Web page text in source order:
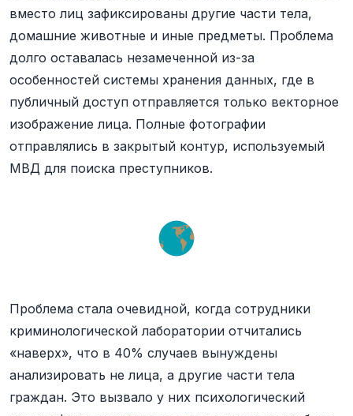
вместо лиц зафиксированы другие части тела,
домашние животные и иные предметы. Проблема
долго оставалась незамеченной из-за
особенностей системы хранения данных, где в
публичный доступ отправляется только векторное
изображение лица. Полные фотографии
отправлялись в закрытый контур, используемый
МВД для поиска преступников.
Проблема стала очевидной, когда сотрудники
криминологической лаборатории отчитались
«наверх», что в 40% случаев вынуждены
анализировать не лица, а другие части тела
граждан. Это вызвало у них психологический